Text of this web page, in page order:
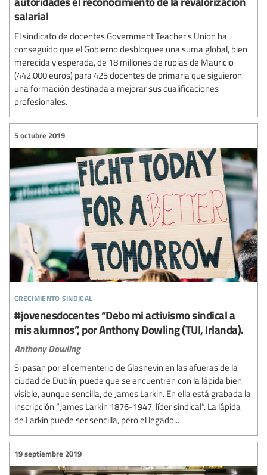
salarial
El sindicato de docentes Government Teacher's Union ha
conseguido que el Gobierno desbloquee una suma global, bien
merecida y esperada, de 18 millones de rupias de Mauricio
(442.000 euros) para 425 docentes de primaria que siguieron
una formación destinada a mejorar sus cualificaciones
profesionales.
crecimiento sindical
5 octubre 2019
#jovenesdocentes “Debo mi activismo sindical a
mis alumnos”, por Anthony Dowling (TUI, Irlanda).
Anthony Dowling
Si pasan por el cementerio de Glasnevin en las afueras de la
ciudad de Dublín, puede que se encuentren con la lápida bien
visible, aunque sencilla, de James Larkin. En ella está grabada la
inscripción “James Larkin 1876-1947, líder sindical”. La lápida
de Larkin puede ser sencilla, pero el legado...
19 septiembre 2019